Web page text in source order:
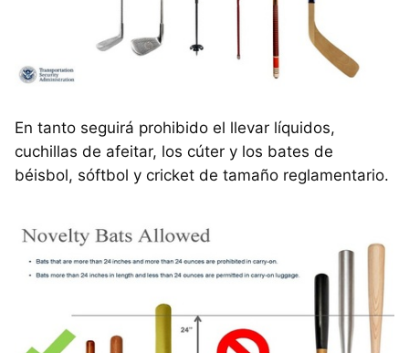
En tanto seguirá prohibido el llevar líquidos,
cuchillas de afeitar, los cúter y los bates de
béisbol, sóftbol y cricket de tamaño reglamentario.